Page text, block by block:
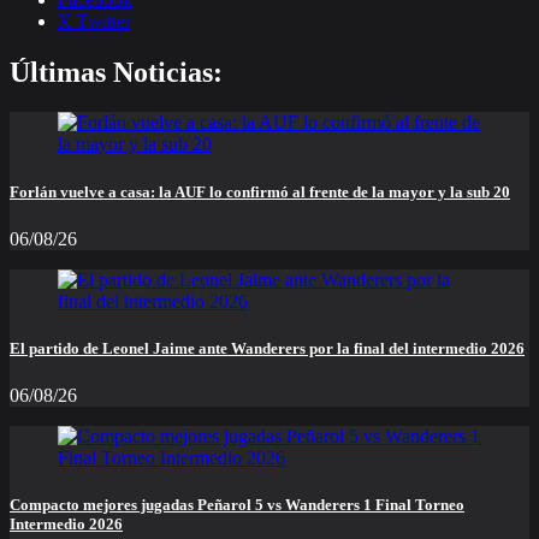
X Twitter
Últimas Noticias:
Forlán vuelve a casa: la AUF lo confirmó al frente de la mayor y la sub 20
06/08/26
El partido de Leonel Jaime ante Wanderers por la final del intermedio 2026
06/08/26
Compacto mejores jugadas Peñarol 5 vs Wanderers 1 Final Torneo
Intermedio 2026